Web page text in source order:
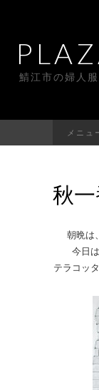
鯖江市の婦人
メニュ
秋
朝晩は
今日
テラコッ